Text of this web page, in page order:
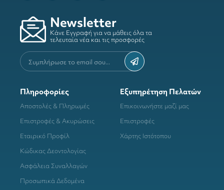
Newsletter
Κάνε Εγγραφή για να μάθεις όλα τα
τελευταία νέα και τις προσφορές
Πληροφορίες
Αποστολές & Πληρωμές
Επιστροφές & Ακυρώσεις
Εταιρικό Προφίλ
Κώδικας Δεοντολογίας
Ασφάλεια Συναλλαγών
Προσωπικά Δεδομένα
Εξυπηρέτηση Πελατών
Επικοινωνήστε μαζί μας
Επιστροφές
Χάρτης Ιστότοπου